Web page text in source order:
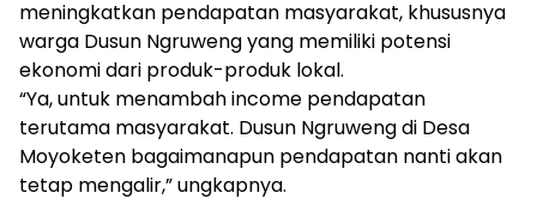
meningkatkan pendapatan masyarakat, khususnya
warga Dusun Ngruweng yang memiliki potensi
ekonomi dari produk-produk lokal.
“Ya, untuk menambah income pendapatan
terutama masyarakat. Dusun Ngruweng di Desa
Moyoketen bagaimanapun pendapatan nanti akan
tetap mengalir,” ungkapnya.